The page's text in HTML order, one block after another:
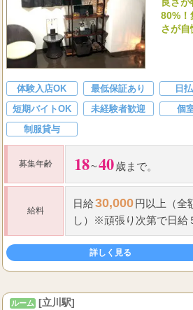
80%！
さが自
体験入店OK 最低保証あり 日
短期バイトOK
未経験者歓迎 個
制服貸与
募集年齢 18~40歳まで。
給料
日給30,000円以上（全
し）※頑張り次第で日給
詳しく見る
ルーム [立川駅]